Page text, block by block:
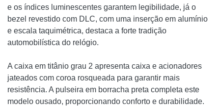
e os índices luminescentes garantem legibilidade, já o
bezel revestido com DLC, com uma inserção em alumínio
e escala taquimétrica, destaca a forte tradição
automobilística do relógio.
A caixa em titânio grau 2 apresenta caixa e acionadores
jateados com coroa rosqueada para garantir mais
resistência. A pulseira em borracha preta completa este
modelo ousado, proporcionando conforto e durabilidade.